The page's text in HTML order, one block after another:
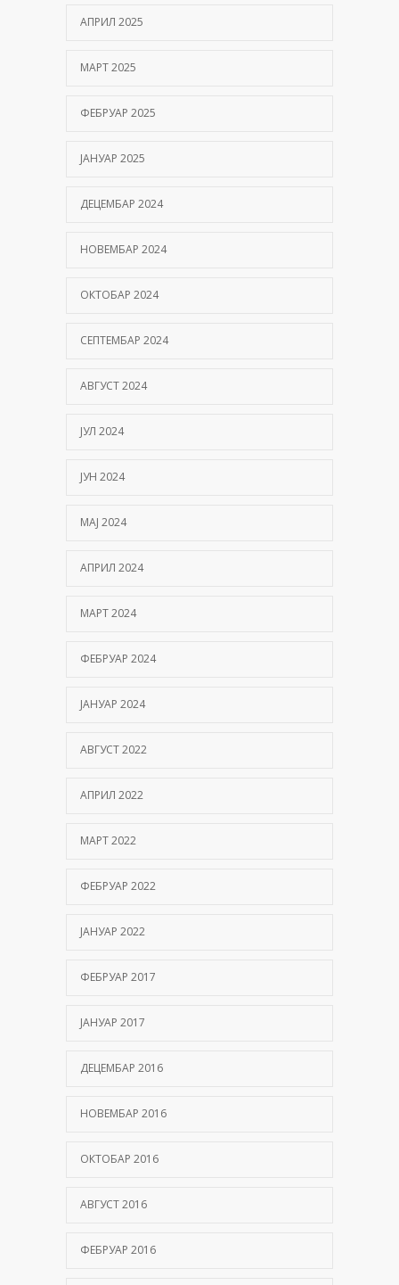
АПРИЛ 2025
МАРТ 2025
ФЕБРУАР 2025
ЈАНУАР 2025
ДЕЦЕМБАР 2024
НОВЕМБАР 2024
ОКТОБАР 2024
СЕПТЕМБАР 2024
АВГУСТ 2024
ЈУЛ 2024
ЈУН 2024
МАЈ 2024
АПРИЛ 2024
МАРТ 2024
ФЕБРУАР 2024
ЈАНУАР 2024
АВГУСТ 2022
АПРИЛ 2022
МАРТ 2022
ФЕБРУАР 2022
ЈАНУАР 2022
ФЕБРУАР 2017
ЈАНУАР 2017
ДЕЦЕМБАР 2016
НОВЕМБАР 2016
ОКТОБАР 2016
АВГУСТ 2016
ФЕБРУАР 2016